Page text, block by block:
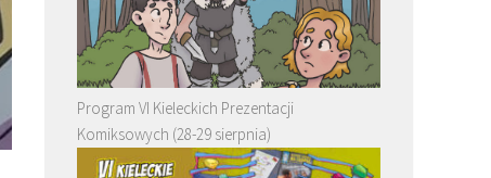
Program VI Kieleckich Prezentacji
Komiksowych (28-29 sierpnia)